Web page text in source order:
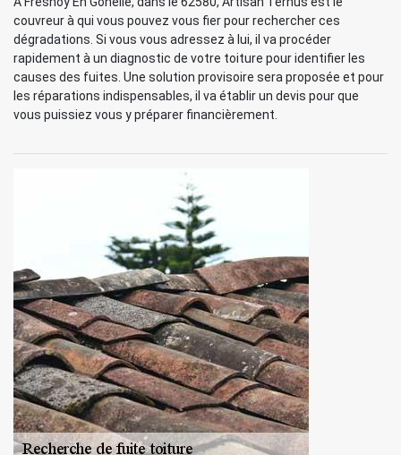
couvreur à qui vous pouvez vous fier pour rechercher ces
dégradations. Si vous vous adressez à lui, il va procéder
rapidement à un diagnostic de votre toiture pour identifier les
causes des fuites. Une solution provisoire sera proposée et pour
les réparations indispensables, il va établir un devis pour que
vous puissiez vous y préparer financièrement.